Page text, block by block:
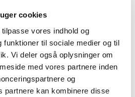
cookies
vores indhold og
funktioner til sociale medier og til
Vi deler også oplysninger om
med vores partnere inden
og
partnere kan kombinere disse
også kunne
lide...